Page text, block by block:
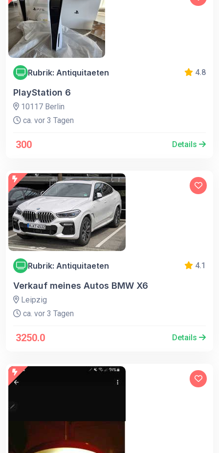
Rubrik: Antiquitaeten 4.8
PlayStation 6
10117 Berlin
ca. vor 3 Tagen
300 Details
Rubrik: Antiquitaeten 4.1
Verkauf meines Autos BMW X6
Leipzig
ca. vor 3 Tagen
3250.0 Details